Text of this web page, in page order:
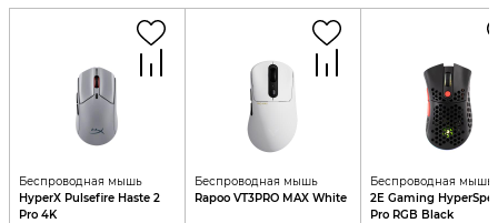
Беспроводная мышь
HyperX Pulsefire Haste 2
Pro 4K
Беспроводная мышь
Rapoo VT3PRO MAX White
Беспроводная мышь
2E Gaming
Pro RGB Black